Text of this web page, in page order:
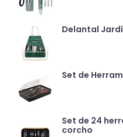
Delantal
Set de
Set de 24
corcho